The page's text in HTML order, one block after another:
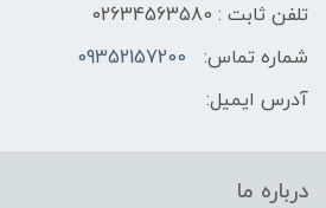
تلفن ثابت : 02634563580
شماره تماس:
09352157200
آدرس ایمیل:
درباره ما